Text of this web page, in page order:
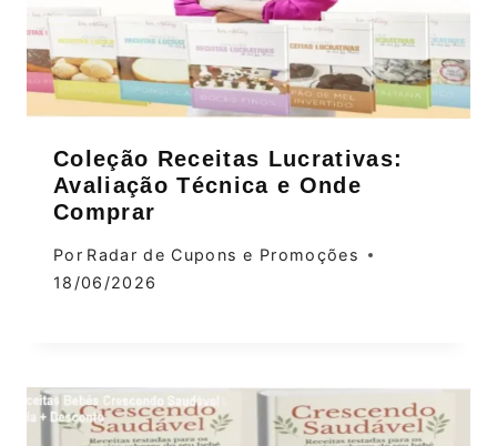
Coleção Receitas Lucrativas:
Avaliação Técnica e Onde
Comprar
Por Radar de Cupons e Promoções
18/06/2026